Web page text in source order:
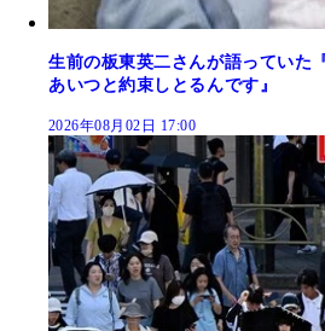
生前の板東英二さんが語っていた
あいつと約束しとるんです』
2026年08月02日 17:00